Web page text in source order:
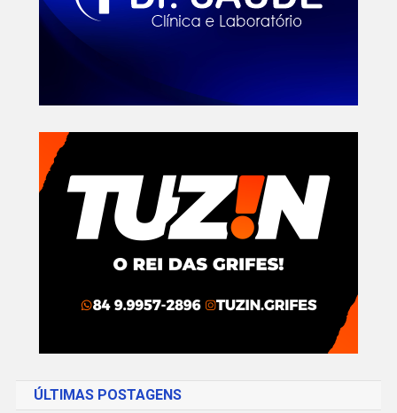
ÚLTIMAS POSTAGENS